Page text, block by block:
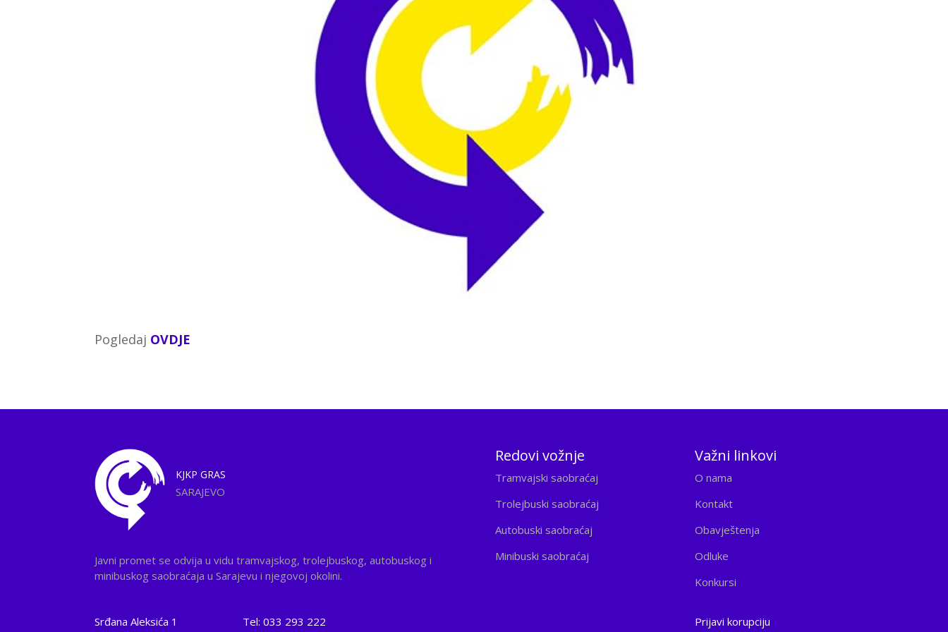
Pogledaj OVDJE
KJKP GRAS
SARAJEVO
Javni promet se odvija u vidu tramvajskog, trolejbuskog, autobuskog i
minibuskog saobraćaja u Sarajevu i njegovoj okolini.
Redovi vožnje
Tramvajski saobraćaj
Trolejbuski saobraćaj
Autobuski saobraćaj
Minibuski saobraćaj
Važni linkovi
O nama
Kontakt
Obavještenja
Odluke
Konkursi
Srđana Aleksića 1 Tel: 033 293 222 Prijavi korupciju